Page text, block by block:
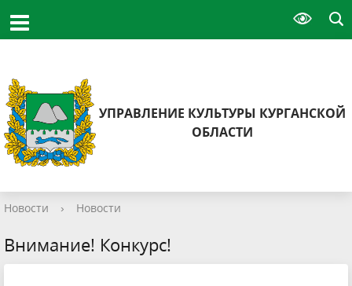
УПРАВЛЕНИЕ КУЛЬТУРЫ КУРГАНСКОЙ
ОБЛАСТИ
Новости › Новости
Внимание! Конкурс!